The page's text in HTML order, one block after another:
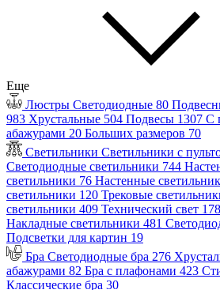
Еще
Люстры Светодиодные 80
983 Хрустальные 504 Подвесы 1307 С
абажурами 20 Больших размеров 70
Светильники Светильники с
Светодиодные светильники 744
светильники 76 Настенные
светильники 120 Трековые
светильники 409 Технический свет 178
Накладные светильники 481
Подсветки для картин 19
Бра Светодиодные бра 276
абажурами 82 Бра с плафонами 423
Классические бра 30